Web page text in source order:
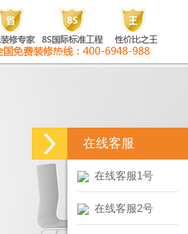
在线客服
在线客服1号
在线客服2号